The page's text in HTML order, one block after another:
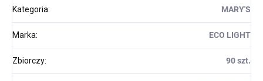
Kategoria: MARY'S
Marka: ECO LIGHT
Zbiorczy: 90 szt.